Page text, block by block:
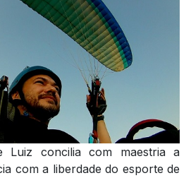
concilia com maestria a
com a liberdade do esporte de